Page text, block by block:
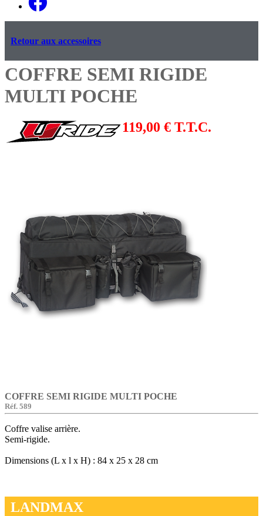
Retour aux accessoires
COFFRE SEMI RIGIDE
MULTI POCHE
119,00 € T.T.C.
COFFRE SEMI RIGIDE MULTI POCHE
Réf. 589
Coffre valise arrière.
Semi-rigide.
Dimensions (L x l x H) : 84 x 25 x 28 cm
LANDMAX